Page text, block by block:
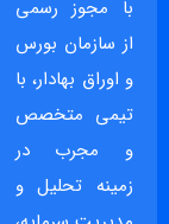
با مجوز رسمی
از سازمان بورس
و اوراق بهادار، با
تیمی متخصص
و مجرب در
زمینه تحلیل و